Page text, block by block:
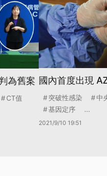
為舊案
CT值
國內首度出現
突破性感染 中
基因定序
...
2021/9/10 19:51